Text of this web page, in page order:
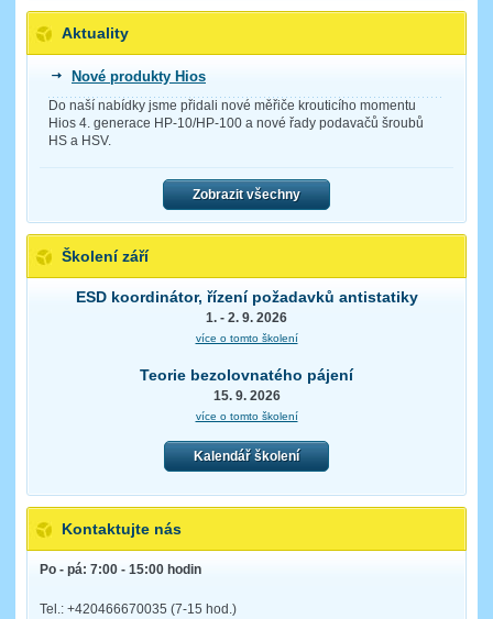
Aktuality
Nové produkty Hios
Do naší nabídky jsme přidali nové měřiče krouticího momentu
Hios 4. generace HP-10/HP-100 a nové řady podavačů šroubů
HS a HSV.
Zobrazit všechny
Školení září
ESD koordinátor, řízení požadavků antistatiky
1. - 2. 9. 2026
více o tomto školení
Teorie bezolovnatého pájení
15. 9. 2026
více o tomto školení
Kalendář školení
Kontaktujte nás
Po - pá: 7:00 - 15:00 hodin
Tel.: +420466670035 (7-15 hod.)